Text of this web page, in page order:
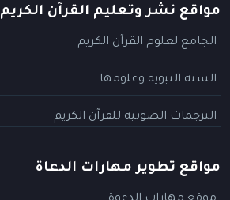
مواقع نشر وتعليم القرآن الكريم
الجامع لعلوم القرآن الكريم
السنة النبوية وعلومها
الترجمات الصوتية للقرآن الكريم
مواقع تطوير مهارات الدعاة